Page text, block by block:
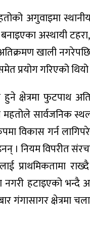
अगुवाइमा
बनाइएका अस्थायी
खाली
प्रयोग गरिएको थियो
क्षेत्रमा फुटपाथ
महतोले सार्वजनिक
विकास गर्न
। नियम विपरीत
प्राथमिकतामा
हटाइएको भन्दै
गंगासागर क्षेत्रमा